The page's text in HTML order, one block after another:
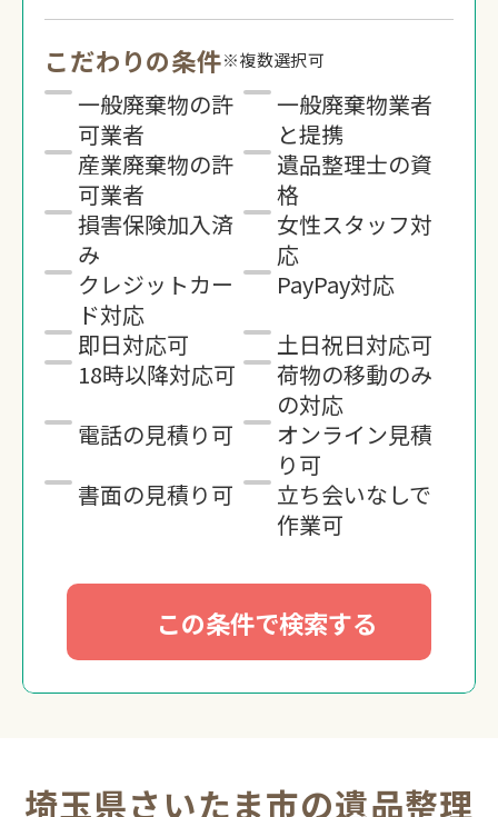
こだわりの条件※複数選択可
一般廃棄物の許
可業者
一般廃棄物業者
と提携
産業廃棄物の許
可業者
遺品整理士の資
格
損害保険加入済
み
女性スタッフ対
応
クレジットカー
ド対応
PayPay対応
即日対応可
土日祝日対応可
18時以降対応可
荷物の移動のみ
の対応
電話の見積り可
オンライン見積
り可
書面の見積り可
立ち会いなしで
作業可
この条件で検索する
埼玉県さいたま市の遺品整理